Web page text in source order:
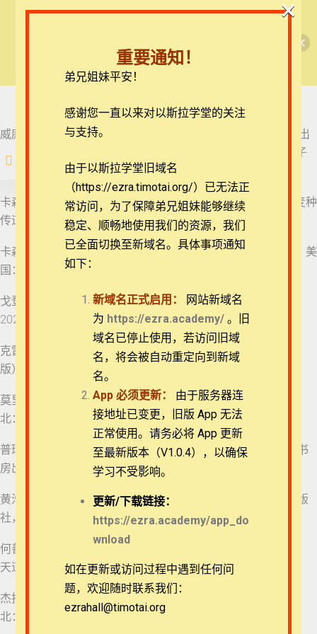
ezrahall@timotai.org
新约 哥林多前书（席纳博博士）
课前必读
建议阅读
课程讲义
版权声明：课程中的所
有视频均受版权保护，
严禁翻录及下载等盗版
和侵权行为。个人选课
请勿公开放映，如需集
体学习请联系：
第一单元
1.1 课程前言简介
1.2 哥林多城市历史背
2.1 哥林多前书 1:1-3
18分钟
3.2 哥林多前书 1:12
威廉·贝克等。哥林多前后书。房角石注释丛书，卷15。恩道出
版社，2018。（可在
恩道电子
(链接到外部网站。)购买）
卡森。十架与事奉：哥林多前书论领导。张晨歌译。美国：麦种
传道会，2005。
卡森。圣灵的大能：哥林多前书第十二至十四章。何刘玲译。美
国：麦种传道会，2005。
戈登·费依。哥林多前书。陈志文译。美国：麦种传道会，
2020。（
克雷格·布鲁姆伯格。国际释经应用系列·哥林多前书（第三
版）。台北：国际汉语圣经出版社有限公司，2017。
莫里斯。丁道尔新约圣经注释·哥林多前书。蒋黄心湄译。台
北：校园书房出版社，1992。
普瑞尔。圣经信息系列·哥林多前书。潘秋松译。台北：校园书
房出版社，1998。
黄浩仪。天道圣经注释·哥林多前书（卷上）。香港：天道出版
社，2002。
何善斌，张达民。天道圣经注释·哥林多前书（卷下）。香港：
天道出版社，2018。
杰拉尔德·布雷。古代基督信仰圣经注释：哥林多前后书。台
北：校园书房出版社，2005。
隐私策略
常见问题
APP下载
关于我们
Copyright © 2022-2026 Timothy Training International,
重要通知！
弟兄姐妹平安！
感谢您一直以来对以斯拉学堂的关注
与支持。
由于以斯拉学堂旧域名
（https://ezra.timotai.org/）已无法正
常访问， 为了保障弟兄姐妹能够继续
稳定、顺畅地使用我们的资源，我们
已全面切换至新域名。具体事项通知
如下：
新域名正式启用：
网站新域名
为 https://ezra.academy/ 。旧
域名已停止使用，若访问旧域
名，将会被自动重定向到新域
名。
App必须更新：
由于服务器连
接地址已变更，旧版 App 无法
正常使用。请务必将 App 更新
至最新版本（V1.0.4），以确保
学习不受影响。
更新/下载链接：
https://ezra.academy/app_do
wnload
如在更新或访问过程中遇到任何问
题，欢迎随时联系我们：
ezrahall@timotai.org
×
查看课程